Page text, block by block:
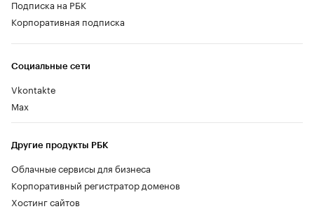
Социальные сети
Vkontakte
Max
Другие продукты РБК
Облачные сервисы для бизнеса
Корпоративный регистратор доменов
Хостинг сайтов
Подписка на РБК
Корпоративная подписка